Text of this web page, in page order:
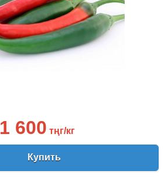
1 600 тңг/кг
Купить